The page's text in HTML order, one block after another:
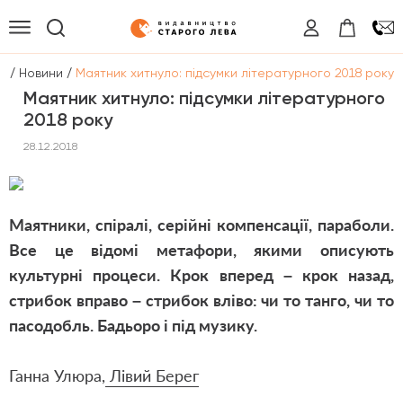
/ Новини / Маятник хитнуло: підсумки літературного 2018 року
Маятник хитнуло: підсумки літературного
2018 року
28.12.2018
Маятники, спіралі, серійні компенсації, параболи.
Все це відомі метафори, якими описують
культурні процеси. Крок вперед – крок назад,
стрибок вправо – стрибок вліво: чи то танго, чи то
пасодобль. Бадьоро і під музику.
Ганна Улюра, Лівий Берег